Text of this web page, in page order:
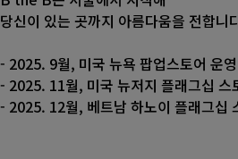
당신이 있는 곳까지 아름다움을 전합니
- 2025. 9월, 미국 뉴욕 팝업스토어 운영
- 2025. 11월, 미국 뉴저지 플래그십 스
- 2025. 12월, 베트남 하노이 플래그십